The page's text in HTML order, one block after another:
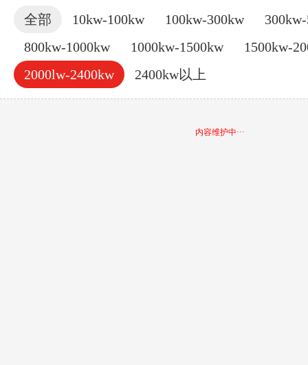
全部 10kw-100kw 100kw-300kw
800kw-1000kw
1000kw-1500kw
1500kw-
2000lw-2400kw
2400kw以上
内容维护中···